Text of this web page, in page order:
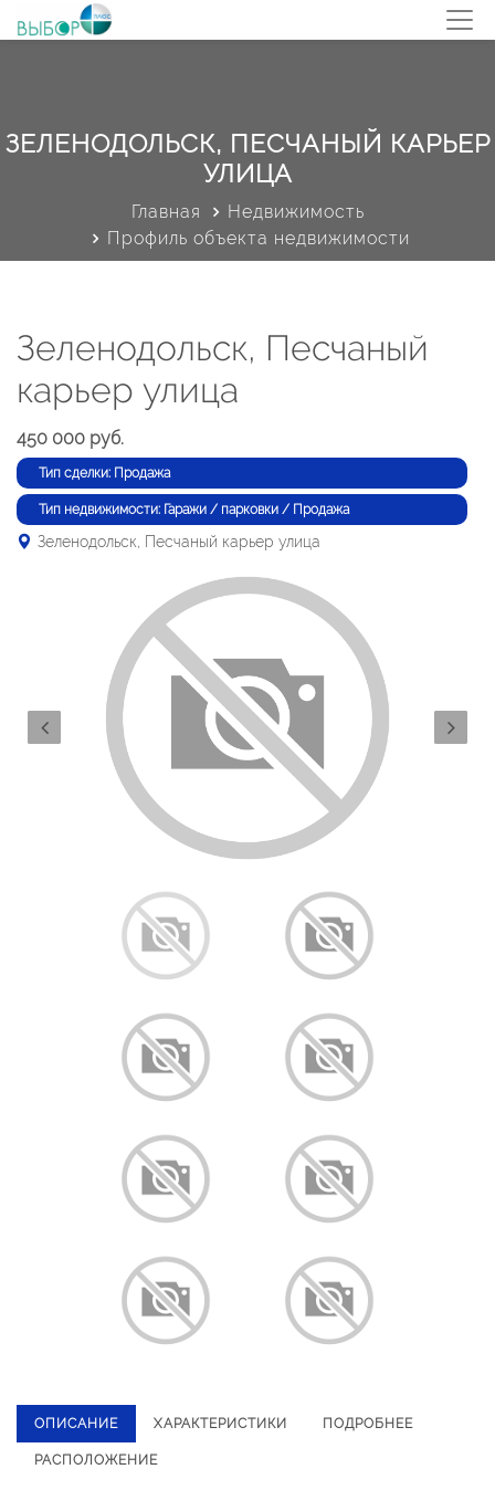
ЗЕЛЕНОДОЛЬСК, ПЕСЧАНЫЙ КАРЬЕР
УЛИЦА
Главная
Недвижимость
Профиль объекта недвижимости
Зеленодольск, Песчаный
карьер улица
450 000 руб.
Тип сделки: Продажа
Тип недвижимости: Гаражи / парковки / Продажа
Зеленодольск, Песчаный карьер улица
ОПИСАНИЕ ХАРАКТЕРИСТИКИ ПОДРОБНЕЕ
РАСПОЛОЖЕНИЕ